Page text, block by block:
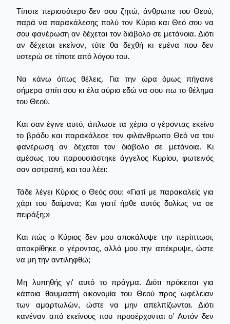
Τίποτε περισσότερο δεν σου ζητώ, άνθρωπε του Θεού,
παρά να παρακάλεσης πολύ τον Κύριο και Θεό σου να
σου φανέρωση αν δέχεται τον διάβολο σε μετάνοια. Διότι
αν δέχεται εκείνον, τότε θα δεχθή κι εμένα που δεν
υστερώ σε τίποτε από λόγου του.
Να κάνω όπως θέλεις. Για την ώρα όμως πήγαινε
σήμερα σπίτι σου κι έλα αύριο εδώ να σου πω το θέλημα
του Θεού.
Και σαν έγινε αυτό, άπλωσε τα χέρια ο γέροντας εκείνο
το βράδυ και παρακάλεσε τον φιλάνθρωπο Θεό να του
φανέρωση αν δέχεται τον διάβολο σε μετάνοια. Κι
αμέσως του παρουσιάστηκε άγγελος Κυρίου, φωτεινός
σαν αστραπή, και του λέει:
Τάδε λέγει Κύριος ο Θεός σου: «Γιατί με παρακαλείς για
χάρι του δαίμονα; Και γιατί ήρθε αυτός δολίως να σε
πειράξη;»
Και πώς ο Κύριος δεν μου αποκάλυψε την περίπτωσι,
αποκρίθηκε ο γέροντας, αλλά μου την απέκρυψε, ώστε
να μη την αντιληφθώ;
Μη λυπηθής γι' αυτό το πράγμα. Διότι πρόκειται για
κάποια θαυμαστή οικονομία του Θεού προς ωφέλειαν
των αμαρτωλών, ώστε να μην απελπίζωνται. Διότι
κανέναν από εκείνους που προσέρχονται σ' Αυτόν δεν